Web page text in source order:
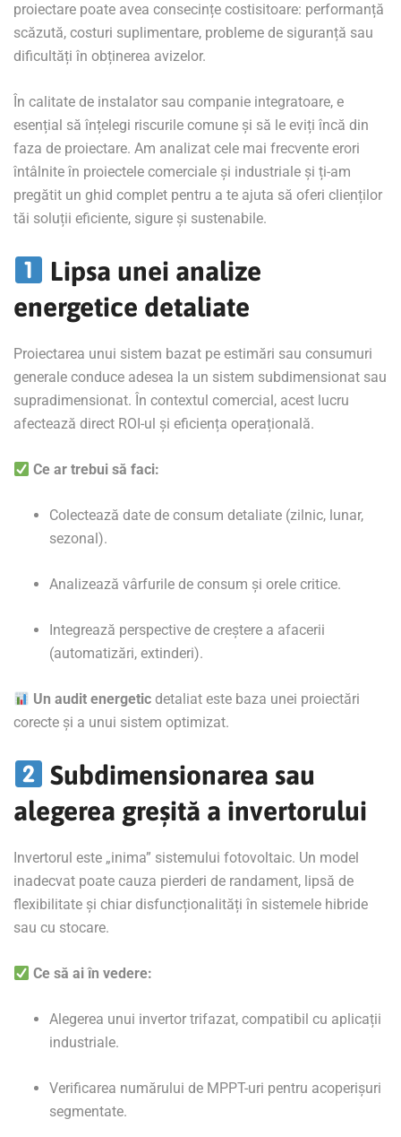
proiectare poate avea consecințe costisitoare: performanță
scăzută, costuri suplimentare, probleme de siguranță sau
dificultăți în obținerea avizelor.
În calitate de instalator sau companie integratoare, e
esențial să înțelegi riscurile comune și să le eviți încă din
faza de proiectare. Am analizat cele mai frecvente erori
întâlnite în proiectele comerciale și industriale și ți-am
pregătit un ghid complet pentru a te ajuta să oferi clienților
tăi soluții eficiente, sigure și sustenabile.
Lipsa unei analize
energetice detaliate
Proiectarea unui sistem bazat pe estimări sau consumuri
generale conduce adesea la un sistem subdimensionat sau
supradimensionat. În contextul comercial, acest lucru
afectează direct ROI-ul și eficiența operațională.
Ce ar trebui să faci:
Colectează date de consum detaliate (zilnic, lunar,
sezonal).
Analizează vârfurile de consum și orele critice.
Integrează perspective de creștere a afacerii
(automatizări, extinderi).
Un audit energetic detaliat este baza unei proiectări
corecte și a unui sistem optimizat.
Subdimensionarea sau
alegerea greșită a invertorului
Invertorul este „inima” sistemului fotovoltaic. Un model
inadecvat poate cauza pierderi de randament, lipsă de
flexibilitate și chiar disfuncționalități în sistemele hibride
sau cu stocare.
Ce să ai în vedere:
Alegerea unui invertor trifazat, compatibil cu aplicații
industriale.
Verificarea numărului de MPPT-uri pentru acoperișuri
segmentate.